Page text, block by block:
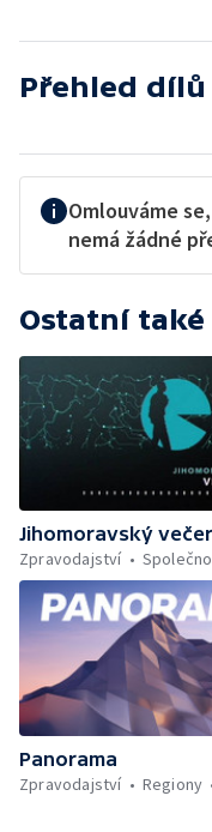
Přehled dílů
Omlouváme
nemá žádné
Ostatní
Jihomoravský
Zpravodajství
Panorama
Zpravodajství
Regiony